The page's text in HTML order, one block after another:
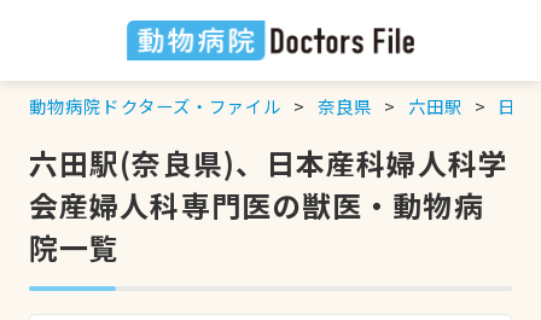
動物病院ドクターズ・ファイル 奈良県 六田駅 日本
六田駅(奈良県)、日本産科婦人科学
会産婦人科専門医の獣医・動物病
院一覧